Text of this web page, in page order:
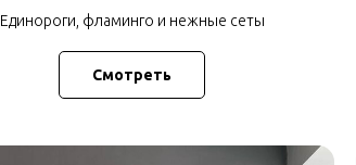
Единороги, фламинго и нежные сеты
Смотреть